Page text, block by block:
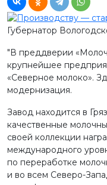
Губернатор
"В преддверии
крупнейшее
«Северное молоко».
модернизация.
Завод находится в
качественные
своей коллекции
международного
по переработке
и во всем Северо-